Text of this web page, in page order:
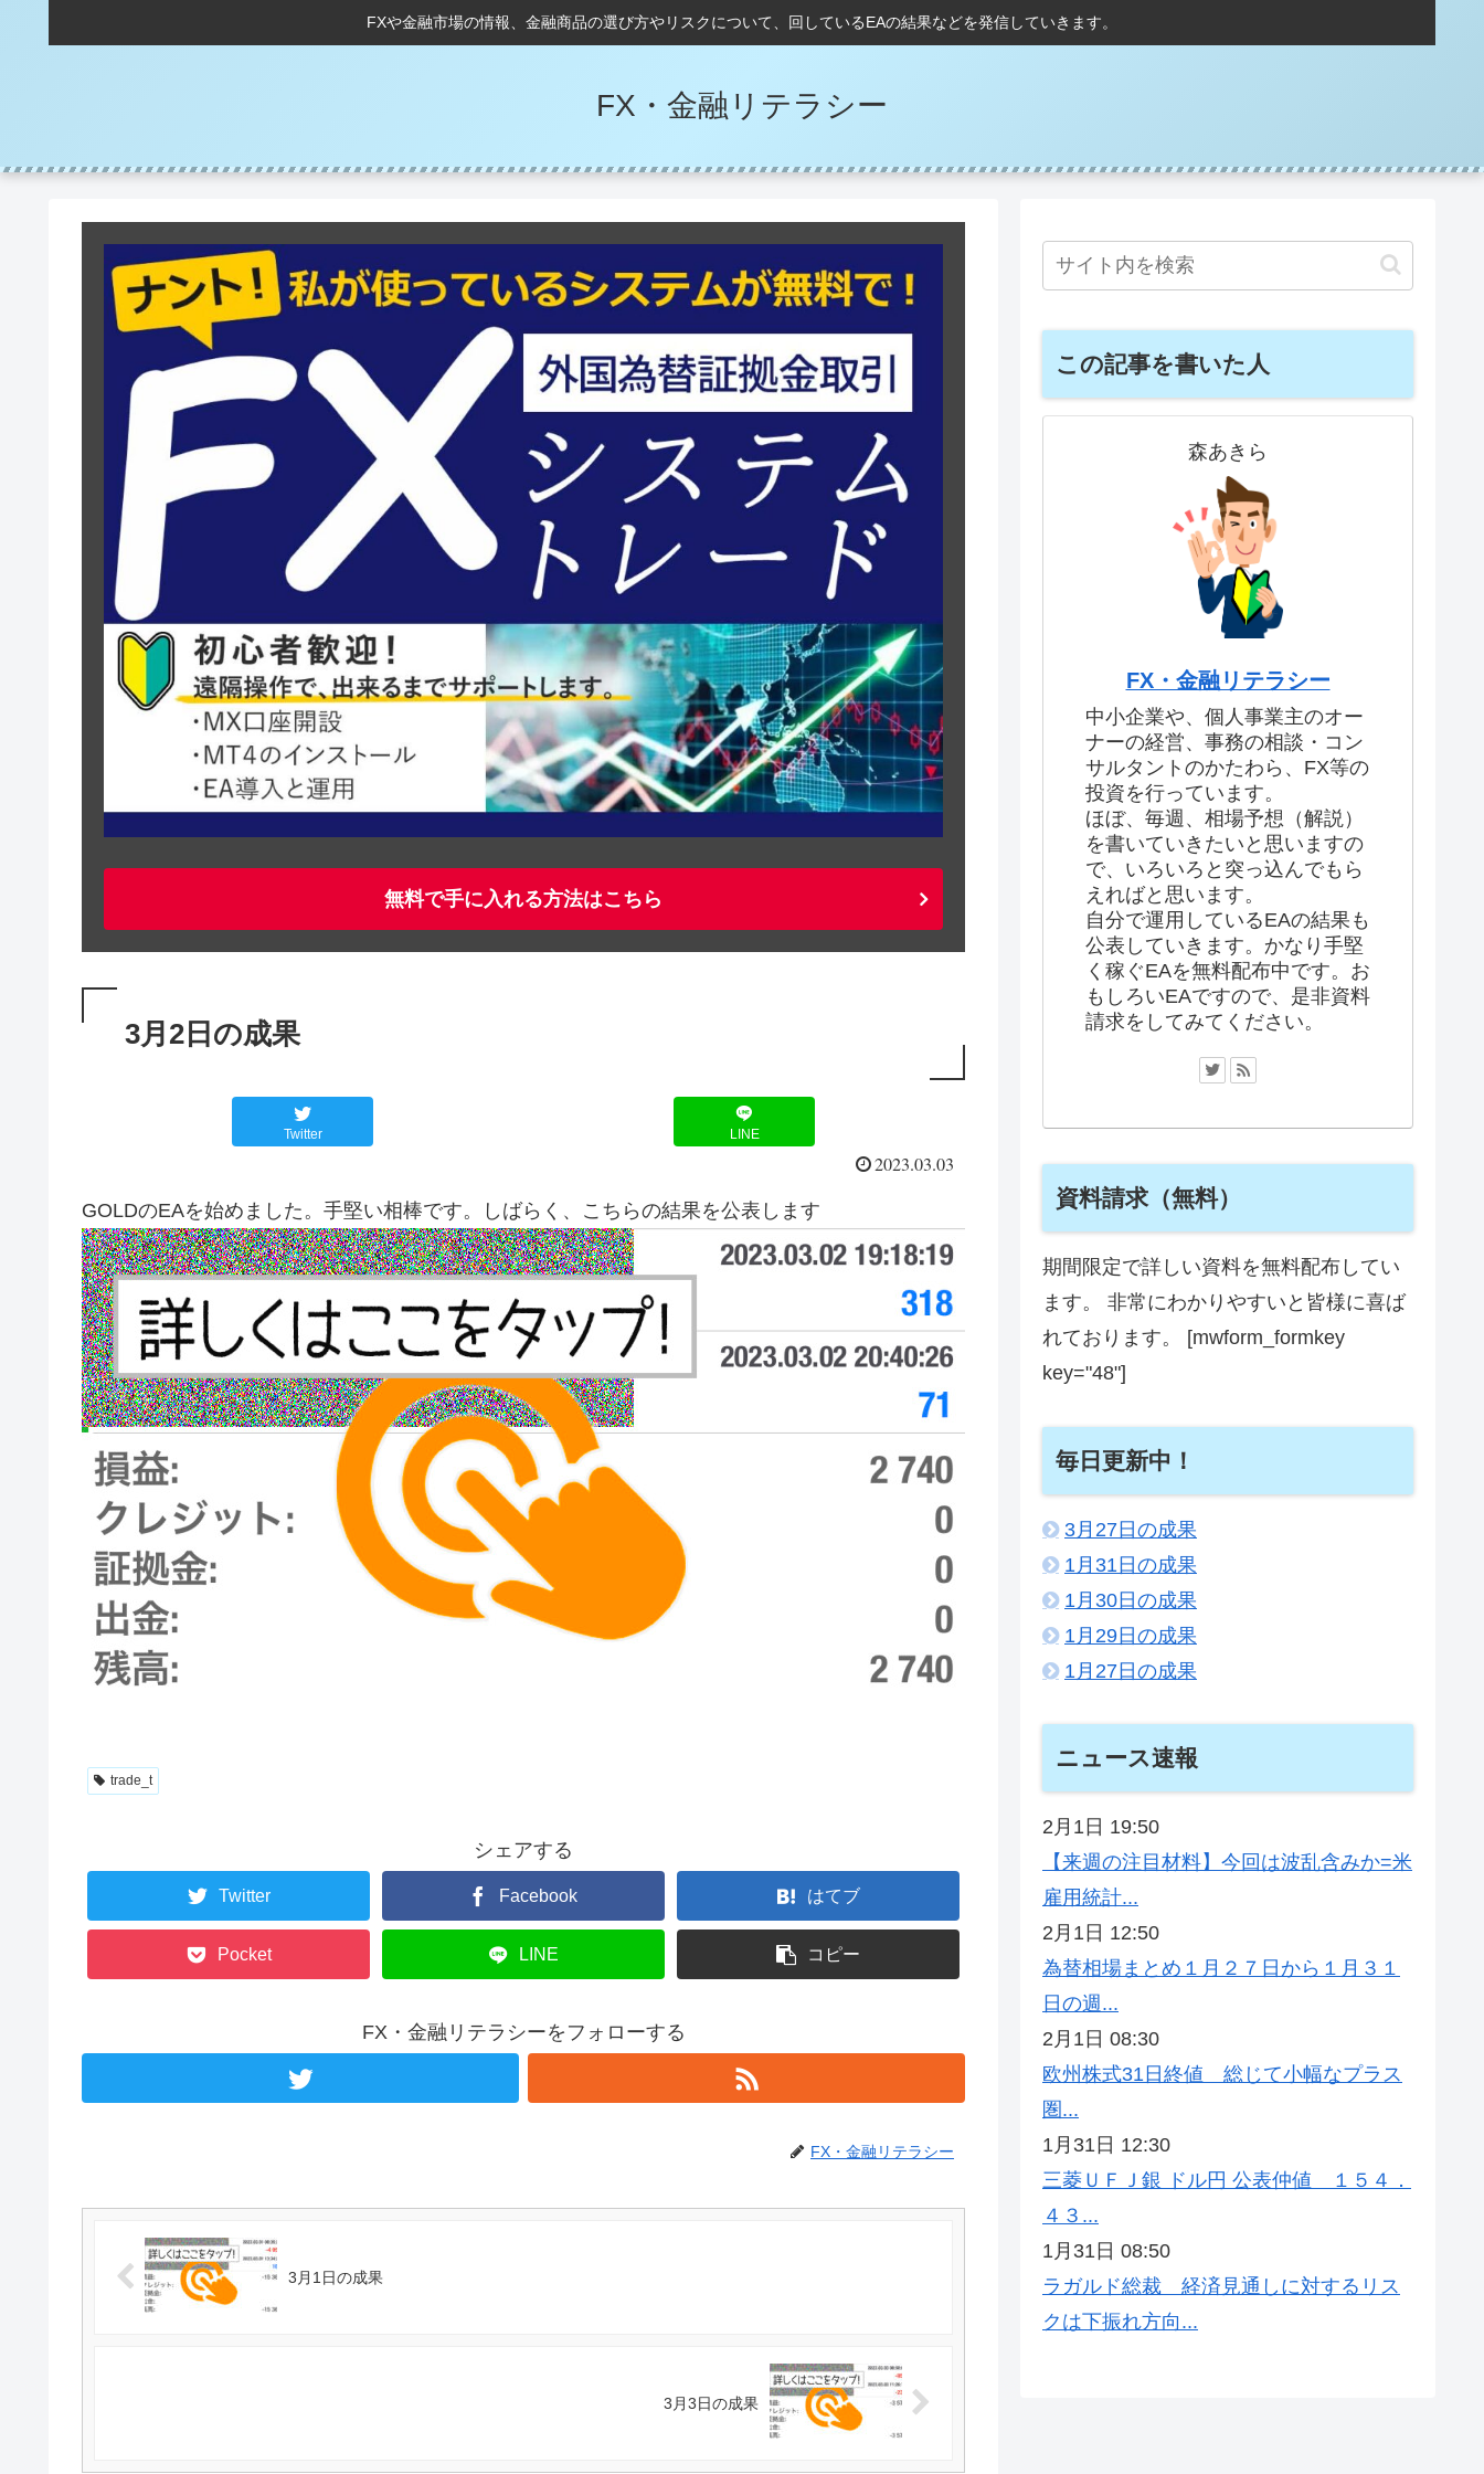
FXや金融市場の情報、金融商品の選び方やリスクについて、回しているEAの結果などを発信していきます。
FX・金融リテラシー
無料で手に入れる方法はこちら
3月2日の成果
Twitter LINE
2023.03.03
GOLDのEAを始めました。手堅い相棒です。しばらく、こちらの結果を公表します
trade_t
シェアする
Twitter Facebook はてブ
Pocket LINE コピー
FX・金融リテラシーをフォローする
FX・金融リテラシー
3月1日の成果
3月3日の成果
この記事を書いた人
森あきら
FX・金融リテラシー
中小企業や、個人事業主のオー
ナーの経営、事務の相談・コン
サルタントのかたわら、FX等の
投資を行っています。
ほぼ、毎週、相場予想（解説）
を書いていきたいと思いますの
で、いろいろと突っ込んでもら
えればと思います。
自分で運用しているEAの結果も
公表していきます。かなり手堅
く稼ぐEAを無料配布中です。お
もしろいEAですので、是非資料
請求をしてみてください。
資料請求（無料）
期間限定で詳しい資料を無料配布してい
ます。 非常にわかりやすいと皆様に喜ば
れております。 [mwform_formkey
key="48"]
毎日更新中！
3月27日の成果
1月31日の成果
1月30日の成果
1月29日の成果
1月27日の成果
ニュース速報
2月1日 19:50
【来週の注目材料】今回は波乱含みか=米
雇用統計...
2月1日 12:50
為替相場まとめ１月２７日から１月３１
日の週...
2月1日 08:30
欧州株式31日終値 総じて小幅なプラス
圏...
1月31日 12:30
三菱ＵＦＪ銀 ドル円 公表仲値 １５４．
４３...
1月31日 08:50
ラガルド総裁 経済見通しに対するリス
クは下振れ方向...